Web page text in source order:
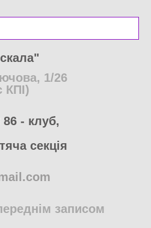
1/26
86 - клуб,
секція
записом